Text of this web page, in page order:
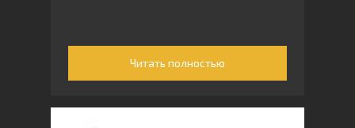
Читать полностью